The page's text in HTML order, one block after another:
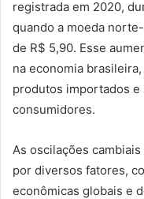
registrada em 2020,
quando a moeda
de R$ 5,90. Esse
na economia
produtos importados e
consumidores.
As oscilações
por diversos fatores,
econômicas globais e